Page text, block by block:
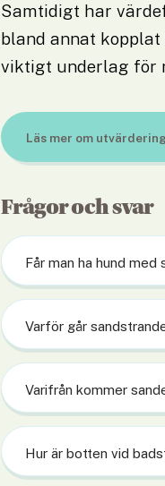
Samtidigt har
bland annat
viktigt underlag för
Läs mer om
Frågor och svar
Får man ha hund
Varför går
Varifrån kommer
Hur är botten vid